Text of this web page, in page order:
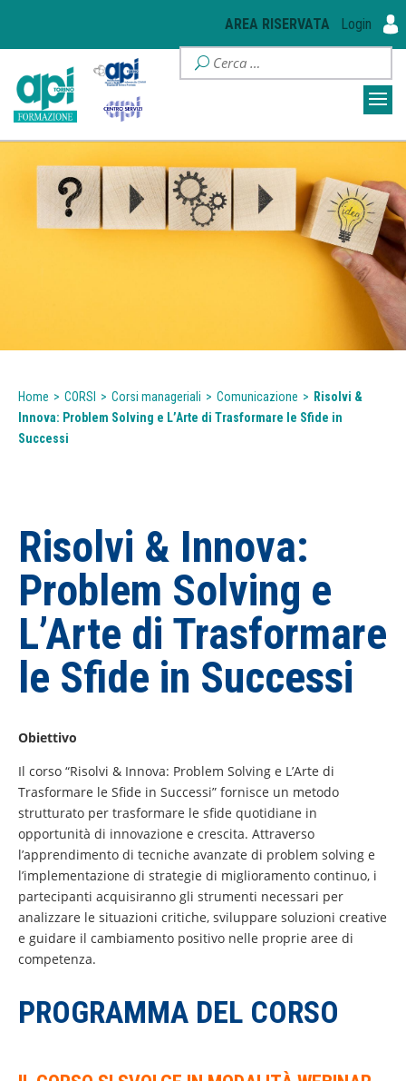
AREA RISERVATA Login
Home > CORSI > Corsi manageriali > Comunicazione > Risolvi &
Innova: Problem Solving e L’Arte di Trasformare le Sfide in
Successi
Risolvi & Innova:
Problem Solving e
L’Arte di Trasformare
le Sfide in Successi
Obiettivo
Il corso “Risolvi & Innova: Problem Solving e L’Arte di
Trasformare le Sfide in Successi” fornisce un metodo
strutturato per trasformare le sfide quotidiane in
opportunità di innovazione e crescita. Attraverso
l’apprendimento di tecniche avanzate di problem solving e
l’implementazione di strategie di miglioramento continuo, i
partecipanti acquisiranno gli strumenti necessari per
analizzare le situazioni critiche, sviluppare soluzioni creative
e guidare il cambiamento positivo nelle proprie aree di
competenza.
PROGRAMMA DEL CORSO